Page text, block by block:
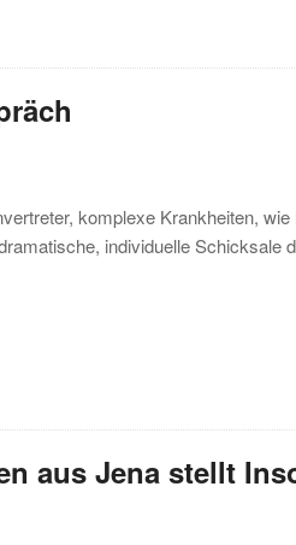
komplexe Krankheiten,
individuelle Schicksale
aus Jena stellt